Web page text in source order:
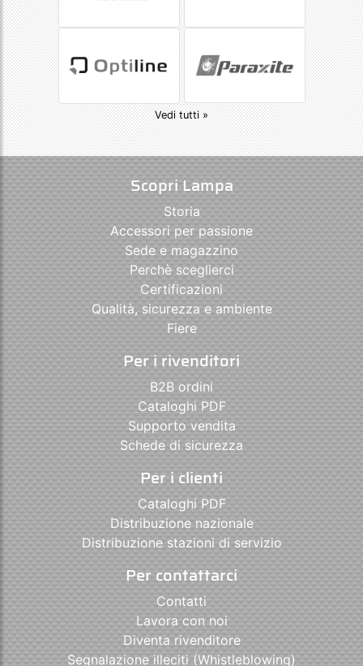
Vedi tutti »
Scopri Lampa
Storia
Accessori per passione
Sede e magazzino
Perchè sceglierci
Certificazioni
Qualità, sicurezza e ambiente
Fiere
Per i rivenditori
B2B ordini
Cataloghi PDF
Supporto vendita
Schede di sicurezza
Per i clienti
Cataloghi PDF
Distribuzione nazionale
Distribuzione stazioni di servizio
Per contattarci
Contatti
Lavora con noi
Diventa rivenditore
Segnalazione illeciti (Whistleblowing)